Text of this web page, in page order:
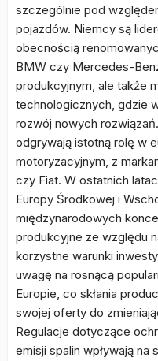
szczególnie pod
pojazdów. Niemcy są
obecnością
BMW czy Mercedes-
produkcyjnym, ale także
technologicznych, gdzie
rozwój nowych
odgrywają istotną rolę w
motoryzacyjnym, z
czy Fiat. W ostatnich
Europy Środkowej i
międzynarodowych
produkcyjne ze względu
korzystne warunki
uwagę na rosnącą
Europie, co skłania
swojej oferty do
Regulacje dotyczące
emisji spalin wpływają